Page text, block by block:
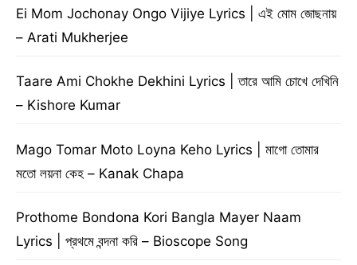
Ei Mom Jochonay Ongo Vijiye Lyrics | এই মোম জোছনায়
– Arati Mukherjee
Taare Ami Chokhe Dekhini Lyrics | তারে আমি চোখে দেখিনি
– Kishore Kumar
Mago Tomar Moto Loyna Keho Lyrics | মাগো তোমার
মতো লয়না কেহ – Kanak Chapa
Prothome Bondona Kori Bangla Mayer Naam
Lyrics | প্রথমে বন্দনা করি – Bioscope Song